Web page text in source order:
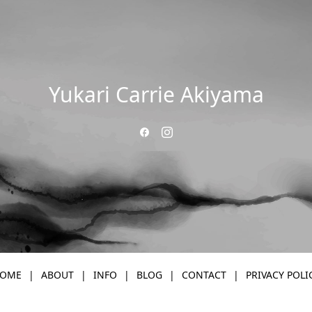
Yukari Carrie Akiyama
ABOUT INFO BLOG CONTACT PRIVACY